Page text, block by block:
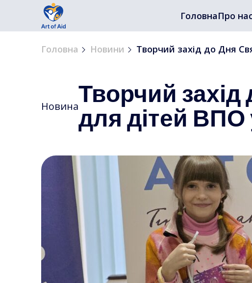
ГоловнаПро нас
Головна Новини Творчий захід до Дня
НовинаТворчий
для дітей ВПО